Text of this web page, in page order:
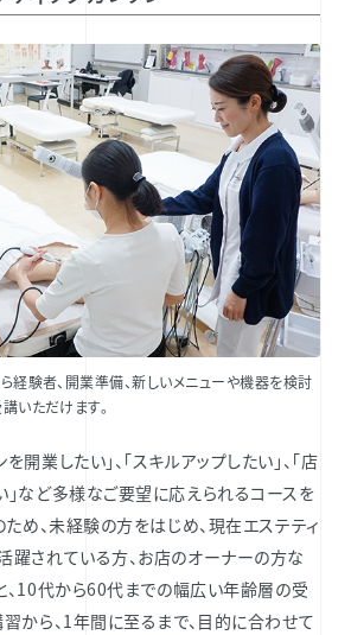
経験者、開業準備、新しいメニューや機器を検討
いただけます。
開業したい」、「スキルアップしたい」、「店
」など多様なご要望に応えられるコースを
ため、未経験の方をはじめ、現在エステティ
躍されている方、お店のオーナーの方な
、10代から60代までの幅広い年齢層の受
から、1年間に至るまで、目的に合わせて